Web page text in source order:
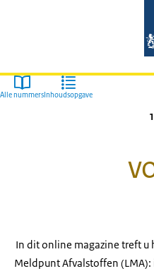
Alle nummers Inhoudsopgave
1
In dit online magazine treft u
Meldpunt Afvalstoffen